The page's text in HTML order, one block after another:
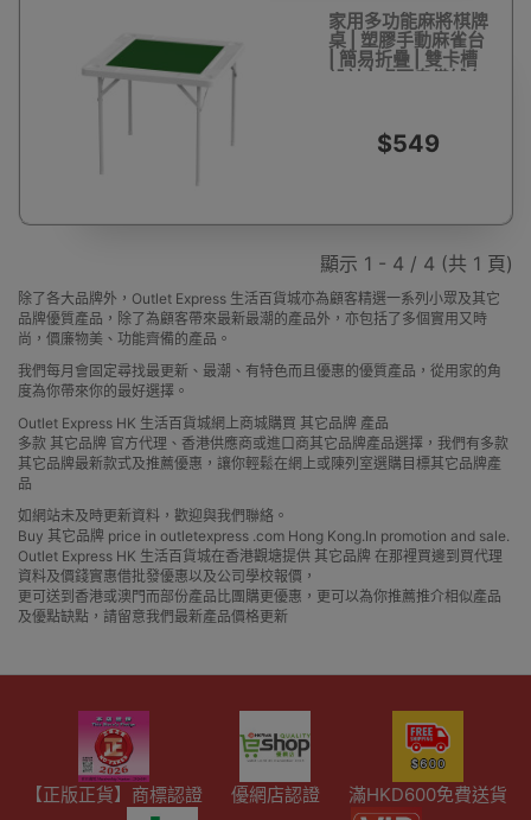
家用多功能麻將棋牌
桌 | 塑膠手動麻雀台
| 簡易折疊 | 雙卡槽
設計 | 桌面自備絨布
$549
顯示 1 - 4 / 4 (共 1 頁)
除了各大品牌外，Outlet Express 生活百貨城亦為顧客精選一系列小眾及其它
品牌優質產品，除了為顧客帶來最新最潮的產品外，亦包括了多個實用又時
尚，價廉物美、功能齊備的產品。
我們每月會固定尋找最更新、最潮、有特色而且優惠的優質產品，從用家的角
度為你帶來你的最好選擇。
Outlet Express HK 生活百貨城網上商城購買 其它品牌 產品
多款 其它品牌 官方代理、香港供應商或進口商其它品牌產品選擇，我們有多款
其它品牌最新款式及推薦優惠，讓你輕鬆在網上或陳列室選購目標其它品牌產
品
如網站未及時更新資料，歡迎與我們聯絡。
Buy 其它品牌 price in outletexpress .com Hong Kong.In promotion and sale.
Outlet Express HK 生活百貨城在香港觀塘提供 其它品牌 在那裡買邊到買代理
資料及價錢實惠借批發優惠以及公司學校報價，
更可送到香港或澳門而部份產品比團購更優惠，更可以為你推薦推介相似產品
及優點缺點，請留意我們最新產品價格更新
【正版正貨】商標認證 優網店認證 滿HKD600免費送貨